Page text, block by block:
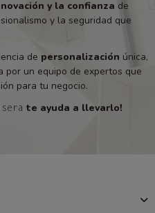
y la confianza de
y la seguridad que
de personalización única,
por un equipo de expertos que
para tu negocio.
te ayuda a llevarlo!